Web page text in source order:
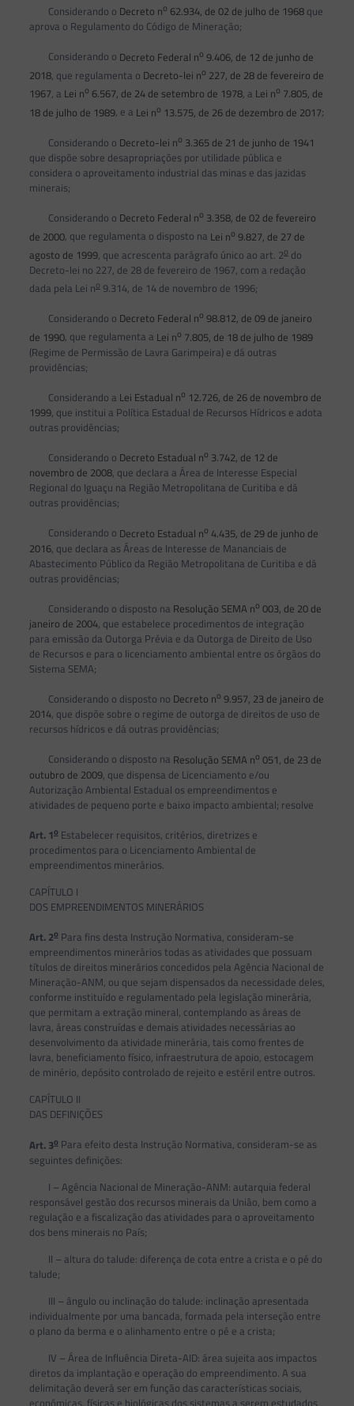
Considerando o Decreto no 62.934, de 02 de julho de 1968que
aprova o Regulamento do Código de Mineração;
Considerando o Decreto Federal no 9.406, de 12 de junho de
2018, que regulamenta o Decreto-lei no 227, de 28 de fevereiro de
1967, a Lei no 6.567, de 24 de setembro de 1978, a Lei no 7.805, de
18 de julho de 1989, e a Lei no 13.575, de 26 de dezembro de 2017;
Considerando o Decreto-lei no 3.365 de 21 de junho de 1941
que dispõe sobre desapropriações por utilidade pública e
considera o aproveitamento industrial das minas e das jazidas
minerais;
Considerando o Decreto Federal no 3.358, de 02 de fevereiro
de 2000, que regulamenta o disposto na Lei no 9.827, de 27 de
agosto de 1999, que acrescenta parágrafo único ao art. 2odo
Decreto-lei no 227, de 28 de fevereiro de 1967, com a redação
dada pela Lei no9.314, de 14 de novembro de 1996;
Considerando o Decreto Federal no 98.812, de 09 de janeiro
de 1990, que regulamenta a Lei no 7.805, de 18 de julho de 1989
(Regime de Permissão de Lavra Garimpeira) e dá outras
providências;
Considerando a Lei Estadual no 12.726, de 26 de novembro de
1999, que institui a Política Estadual de Recursos Hídricos e adota
outras providências;
Considerando o Decreto Estadual no 3.742, de 12 de
novembro de 2008, que declara a Área de Interesse Especial
Regional do Iguaçu na Região Metropolitana de Curitiba e dá
outras providências;
Considerando o Decreto Estadual no 4.435, de 29 de junho de
2016, que declara as Áreas de Interesse de Mananciais de
Abastecimento Público da Região Metropolitana de Curitiba e dá
outras providências;
Considerando o disposto na Resolução SEMA no 003, de 20 de
janeiro de 2004, que estabelece procedimentos de integração
para emissão da Outorga Prévia e da Outorga de Direito de Uso
de Recursos e para o licenciamento ambiental entre os órgãos do
Sistema SEMA;
Considerando o disposto no Decreto no 9.957, 23 de janeiro de
2014, que dispõe sobre o regime de outorga de direitos de uso de
recursos hídricos e dá outras providências;
Considerando o disposto na Resolução SEMA no 051, de 23 de
outubro de 2009, que dispensa de Licenciamento e/ou
Autorização Ambiental Estadual os empreendimentos e
atividades de pequeno porte e baixo impacto ambiental; resolve
Art. 1o Estabelecer requisitos, critérios, diretrizes e
procedimentos para o Licenciamento Ambiental de
empreendimentos minerários.
CAPÍTULO I
DOS EMPREENDIMENTOS MINERÁRIOS
Art. 2o Para fins desta Instrução Normativa, consideram-se
empreendimentos minerários todas as atividades que possuam
títulos de direitos minerários concedidos pela Agência Nacional de
Mineração-ANM, ou que sejam dispensados da necessidade deles,
conforme instituído e regulamentado pela legislação minerária,
que permitam a extração mineral, contemplando as áreas de
lavra, áreas construídas e demais atividades necessárias ao
desenvolvimento da atividade minerária, tais como frentes de
lavra, beneficiamento físico, infraestrutura de apoio, estocagem
de minério, depósito controlado de rejeito e estéril entre outros.
CAPÍTULO II
DAS DEFINIÇÕES
Art. 3o Para efeito desta Instrução Normativa, consideram-se as
seguintes definições:
I – Agência Nacional de Mineração-ANM: autarquia federal
responsável gestão dos recursos minerais da União, bem como a
regulação e a fiscalização das atividades para o aproveitamento
dos bens minerais no País;
II – altura do talude: diferença de cota entre a crista e o pé do
talude;
III – ângulo ou inclinação do talude: inclinação apresentada
individualmente por uma bancada, formada pela interseção entre
o plano da berma e o alinhamento entre o pé e a crista;
IV – Área de Influência Direta-AID: área sujeita aos impactos
diretos da implantação e operação do empreendimento. A sua
delimitação deverá ser em função das características sociais,
econômicas, físicas e biológicas dos sistemas a serem estudados